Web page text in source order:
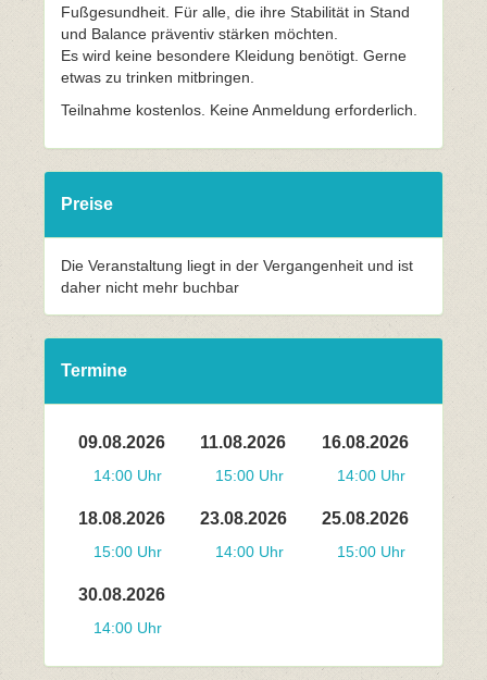
Fußgesundheit. Für alle, die ihre Stabilität in Stand
und Balance präventiv stärken möchten.
Es wird keine besondere Kleidung benötigt. Gerne
etwas zu trinken mitbringen.
Teilnahme kostenlos. Keine Anmeldung erforderlich.
Preise
Die Veranstaltung liegt in der Vergangenheit und ist
daher nicht mehr buchbar
Termine
09.08.2026
14:00 Uhr
11.08.2026
15:00 Uhr
16.08.2026
14:00 Uhr
18.08.2026
15:00 Uhr
23.08.2026
14:00 Uhr
25.08.2026
15:00 Uhr
30.08.2026
14:00 Uhr